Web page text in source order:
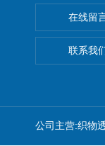
在线留
联系我
公司主营:织物